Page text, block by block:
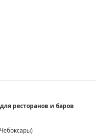
ресторанов и баров